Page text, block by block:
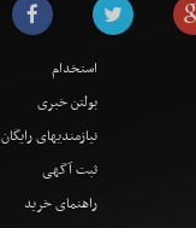
استخدام
بولتن خبری
نیازمندیهای رایگان
ثبت آگهی
راهنمای خرید